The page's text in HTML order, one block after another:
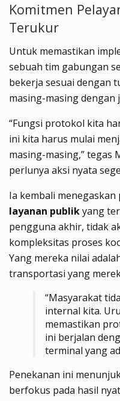
Komitmen
Terukur
Untuk memastikan
sebuah tim gabungan
bekerja sesuai dengan
masing-masing
“Fungsi protokol kita
ini kita harus mulai
masing-masing,” tegas
perlunya aksi nyata
Ia kembali
layanan publikyang
pengguna akhir, tidak
kompleksitas proses
Yang mereka nilai
transportasi yang
“Masyarakat
internal kita.
memastikan
ini berjalan
terminal yang
Penekanan ini
berfokus pada hasil